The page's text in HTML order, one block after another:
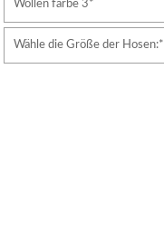
Wollen farbe 3*
Wähle die Größe der Hosen:*